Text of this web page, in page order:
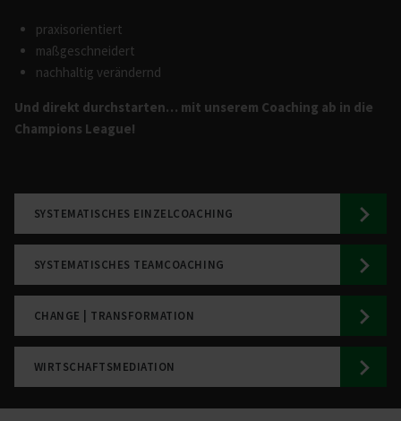
praxisorientiert
maßgeschneidert
nachhaltig verändernd
Und direkt durchstarten… mit unserem Coaching ab in die
Champions League!
SYSTEMATISCHES EINZELCOACHING
SYSTEMATISCHES TEAMCOACHING
CHANGE | TRANSFORMATION
WIRT­SCHAFTS­ME­DIATION